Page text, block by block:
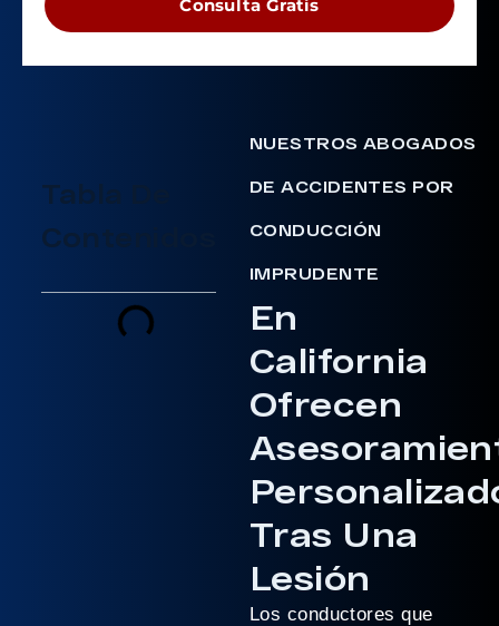
Consulta Gratis
Tabla De
Contenidos
NUESTROS ABOGADOS
DE ACCIDENTES POR
CONDUCCIÓN
IMPRUDENTE
En
California
Ofrecen
Tras Una
Lesión
Los conductores que